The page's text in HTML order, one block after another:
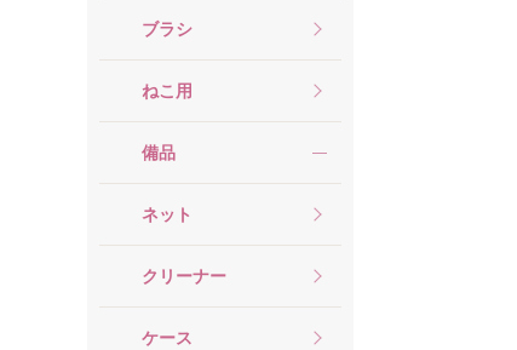
ブラシ
ねこ用
備品
ネット
クリーナー
ケース